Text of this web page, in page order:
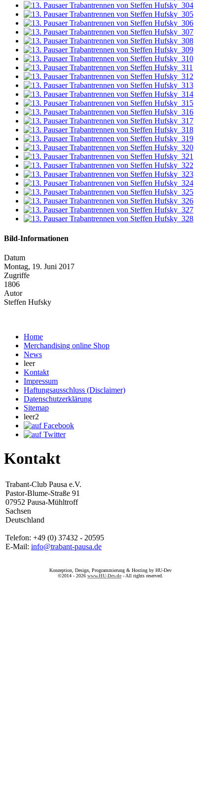
Bild-Informationen
Datum
Montag, 19. Juni 2017
Zugriffe
1806
Autor
Steffen Hufsky
Home
Merchandising online Shop
News
leer
Kontakt
Impressum
Haftungsausschluss (Disclaimer)
Datenschutzerklärung
Sitemap
leer2
Kontakt
Trabant-Club Pausa e.V.
Pastor-Blume-Straße 91
07952 Pausa-Mühltroff
Sachsen
Deutschland
Telefon: +49 (0) 37432 - 20595
E-Mail: info@trabant-pausa.de
Konzeption, Design, Programmierung & Hosting by HU-Dev
©2014 - 2026 www.HU-Dev.de - All rights reserved.